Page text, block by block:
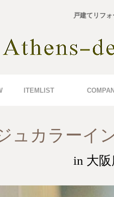
戸建てリフ
ュカラーイ
in 大
ITEMLIST